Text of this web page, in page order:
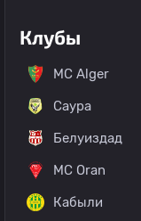
Клубы
MC Alger
Саура
Белуиздад
MC Oran
Кабыли